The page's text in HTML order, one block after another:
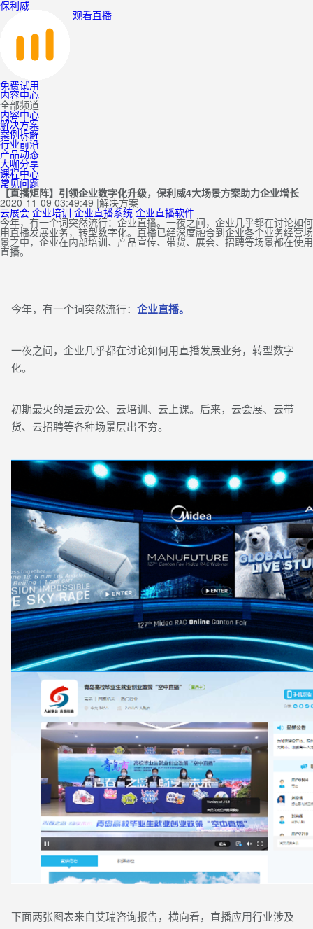
保利威
观看直播
免费试用
内容中心
全部频道
内容中心
解决方案
案例拆解
行业前沿
产品动态
大咖分享
课程中心
常见问题
【直播矩阵】引领企业数字化升级，保利威4大场景方案助力企业增长
2020-11-09 03:49:49 |解决方案
云展会 企业培训 企业直播系统 企业直播软件
今年，有一个词突然流行：企业直播。一夜之间，企业几乎都在讨论如何
用直播发展业务，转型数字化。直播已经深度融合到企业各个业务经营场
景之中，企业在内部培训、产品宣传、带货、展会、招聘等场景都在使用
直播。
今年，有一个词突然流行： 企业直播。
一夜之间，企业几乎都在讨论如何用直播发展业务，转型数字
化。
初期最火的是云办公、云培训、云上课。后来，云会展、云带
货、云招聘等各种场景层出不穷。
下面两张图表来自艾瑞咨询报告，横向看，直播应用行业涉及